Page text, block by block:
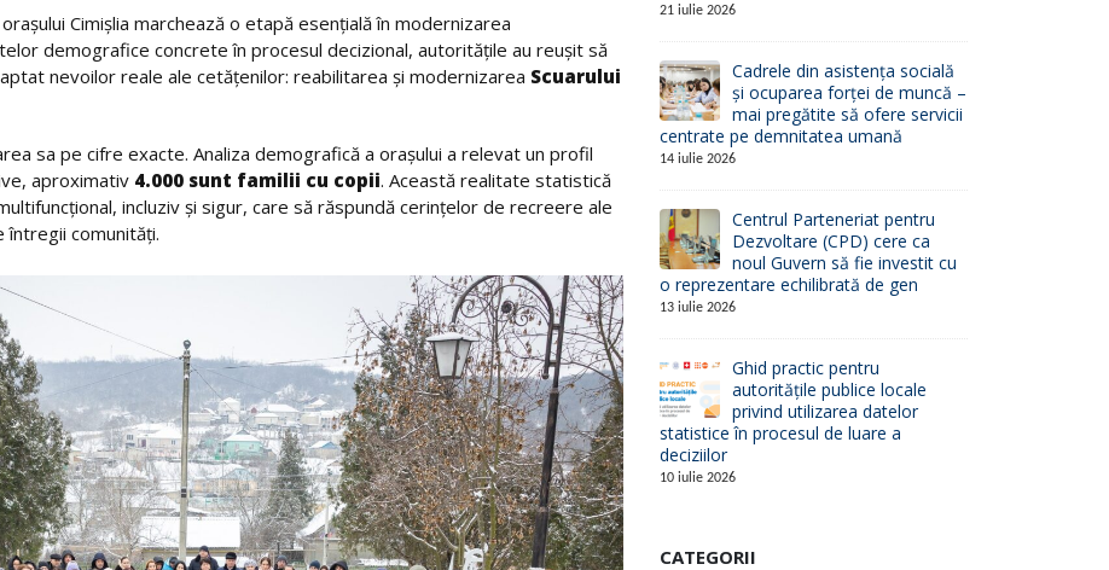
Cimișlia marchează o etapă esențială în modernizarea
demografice concrete în procesul decizional, autoritățile au reușit să
nevoilor reale ale cetățenilor: reabilitarea și modernizarea Scuarului
sa pe cifre exacte. Analiza demografică a orașului a relevat un profil
aproximativ 4.000 sunt familii cu copii. Această realitate statistică
incluziv și sigur, care să răspundă cerințelor de recreere ale
întregii comunități.
21 iulie 2026
Cadrele din asistența socială
și ocuparea forței de muncă –
mai pregătite să ofere servicii
centrate pe demnitatea umană
14 iulie 2026
Centrul Parteneriat pentru
Dezvoltare (CPD) cere ca
noul Guvern să fie investit cu
o reprezentare echilibrată de gen
13 iulie 2026
Ghid practic pentru
autoritățile publice locale
privind utilizarea datelor
statistice în procesul de luare a
deciziilor
10 iulie 2026
CATEGORII